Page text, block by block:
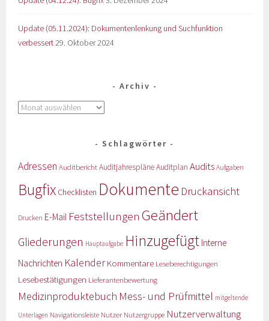
Update (05.11.2024): Dokumentenlenkung und Suchfunktion
verbessert29. Oktober 2024
Archiv
Schlagwörter
Adressen AuditberichtAuditjahrespläneAuditplan Audits Aufgaben
Bugfix Checklisten Dokumente Druckansicht
Drucken E-Mail Feststellungen Geändert
Gliederungen Hauptaufgabe Hinzugefügt Interne
Nachrichten KalenderKommentare Leseberechtigungen
Lesebestätigungen Lieferantenbewertung
Medizinproduktebuch Mess- und Prüfmittel mitgeltende
Unterlagen Navigationsleiste Nutzer Nutzergruppe Nutzerverwaltung